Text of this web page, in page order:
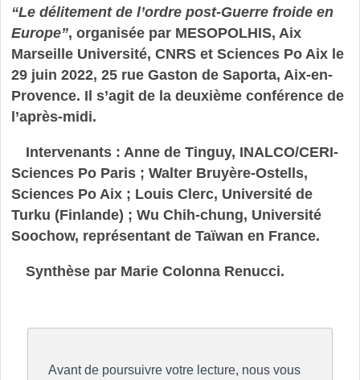
“Le délitement de l’ordre post-Guerre froide en
Europe”, organisée par MESOPOLHIS, Aix
Marseille Université, CNRS et Sciences Po Aix le
29 juin 2022, 25 rue Gaston de Saporta, Aix-en-
Provence. Il s’agit de la deuxième conférence de
l’après-midi.
Intervenants : Anne de Tinguy, INALCO/CERI-
Sciences Po Paris ; Walter Bruyère-Ostells,
Sciences Po Aix ; Louis Clerc, Université de
Turku (Finlande) ; Wu Chih-chung, Université
Soochow, représentant de Taïwan en France.
Synthèse par Marie Colonna Renucci.